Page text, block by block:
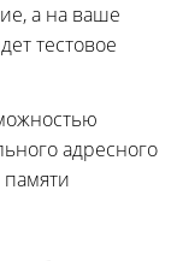
а на ваше
тестовое
адресного